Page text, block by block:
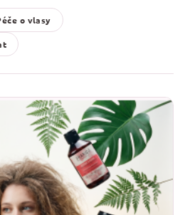
o vlasy